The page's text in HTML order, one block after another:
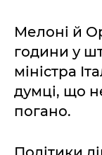
Мелоні й
години у
міністра
думці, що
погано.